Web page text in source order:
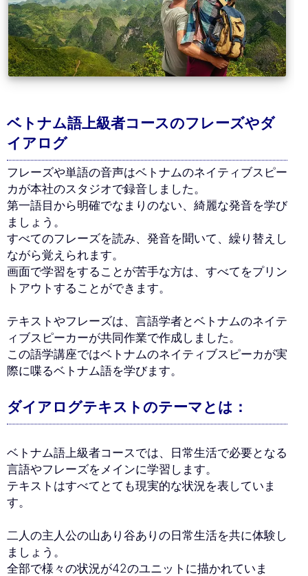
ベトナム語上級者コースのフレーズやダ
イアログ
フレーズや単語の音声はベトナムのネイティブスピー
カが本社のスタジオで録音しました。
第一語目から明確でなまりのない、綺麗な発音を学び
ましょう。
すべてのフレーズを読み、発音を聞いて、繰り替えし
ながら覚えられます。
画面で学習をすることが苦手な方は、すべてをプリン
トアウトすることができます。
テキストやフレーズは、言語学者とベトナムのネイテ
ィブスピーカーが共同作業で作成しました。
この語学講座ではベトナムのネイティブスピーカが実
際に喋るベトナム語を学びます。
ダイアログテキストのテーマとは：
ベトナム語上級者コースでは、日常生活で必要となる
言語やフレーズをメインに学習します。
テキストはすべてとても現実的な状況を表していま
す。
二人の主人公の山あり谷ありの日常生活を共に体験し
ましょう。
全部で様々の状況が42のユニットに描かれていま